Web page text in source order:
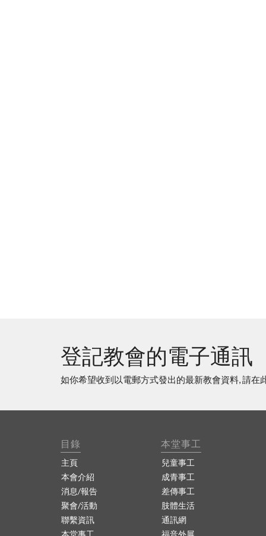
登記教會的電子通訊
如你希望收到以電郵方式發出的最新教會資料, 請在
目錄
主頁
本會介紹
消息/報告
聚會/活動
聯繫資訊
本堂事工
本堂事工
兒童事工
成青事工
差傳事工
肢體生活
通訊網
福音外展